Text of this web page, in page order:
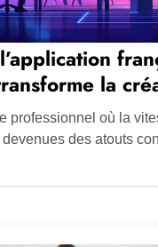
la
entreprise
professionnel où la
devenues des atouts